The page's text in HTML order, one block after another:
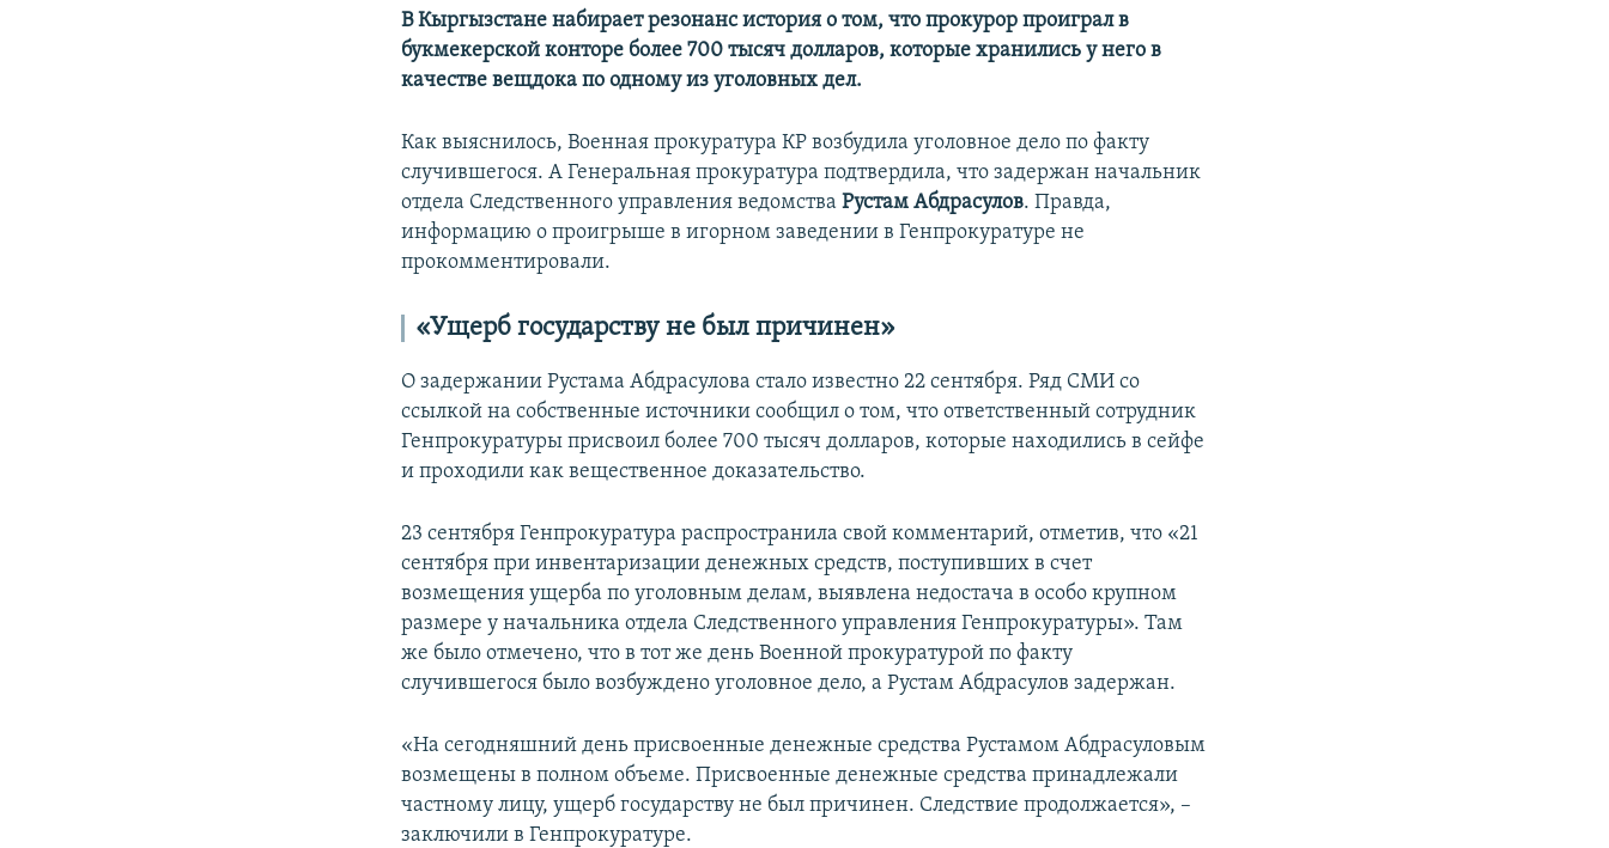
В Кыргызстане набирает резонанс история о том, что прокурор проиграл в
букмекерской конторе более 700 тысяч долларов, которые хранились у него в
качестве вещдока по одному из уголовных дел.
Как выяснилось, Военная прокуратура КР возбудила уголовное дело по факту
случившегося. А Генеральная прокуратура подтвердила, что задержан начальник
отдела Следственного управления ведомстваРустам Абдрасулов. Правда,
информацию о проигрыше в игорном заведении в Генпрокуратуре не
прокомментировали.
«Ущерб государству не был причинен»
О задержании Рустама Абдрасулова стало известно 22 сентября. Ряд СМИ со
ссылкой на собственные источники сообщил о том, что ответственный сотрудник
Генпрокуратуры присвоил более 700 тысяч долларов, которые находились в сейфе
и проходили как вещественное доказательство.
23 сентября Генпрокуратура распространила свой комментарий, отметив, что «21
сентября при инвентаризации денежных средств, поступивших в счет
возмещения ущерба по уголовным делам, выявлена недостача в особо крупном
размере у начальника отдела Следственного управления Генпрокуратуры». Там
же было отмечено, что в тот же день Военной прокуратурой по факту
случившегося было возбуждено уголовное дело, а Рустам Абдрасулов задержан.
«На сегодняшний день присвоенные денежные средства Рустамом Абдрасуловым
возмещены в полном объеме. Присвоенные денежные средства принадлежали
частному лицу, ущерб государству не был причинен. Следствие продолжается», –
заключили в Генпрокуратуре.